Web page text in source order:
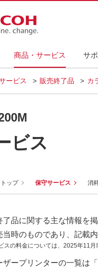
商品・サービス サ
ービス 販売終了品 カ
ビス
ップ 保守サービス 消
品に関する主な情報を掲
時のものであり、記載
スの料金については、2025年11月
ープリンターの一覧は